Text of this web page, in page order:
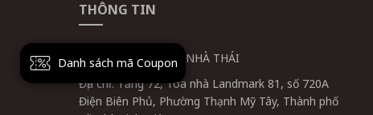
Danh sách mã Coupon
THÔNG TIN
CÔNG TY CỔ PHẦN NHÀ THÁI
Địa chỉ: Tầng 72, Tòa nhà Landmark 81, số 720A
Điện Biên Phủ, Phường Thạnh Mỹ Tây, Thành phố